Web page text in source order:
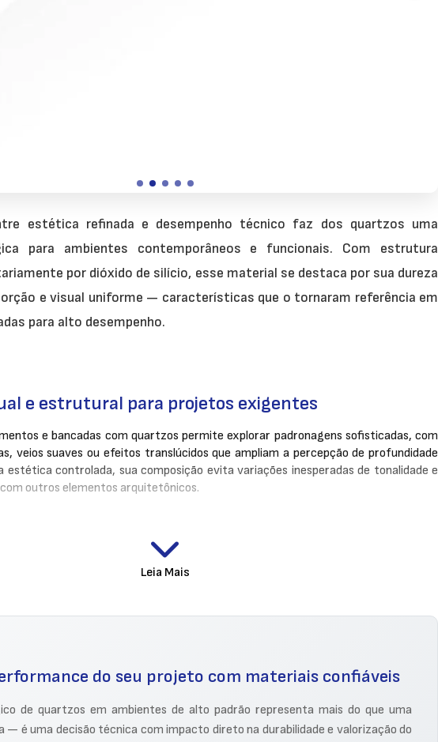
estética refinada e desempenho técnico faz dos quartzos uma
para ambientes contemporâneos e funcionais. Com estrutura
por dióxido de silício, esse material se destaca por sua dureza
e visual uniforme — características que o tornaram referência em
para alto desempenho.
e estrutural para projetos exigentes
e bancadas com quartzos permite explorar padronagens sofisticadas, com
veios suaves ou efeitos translúcidos que ampliam a percepção de profundidade
estética controlada, sua composição evita variações inesperadas de tonalidade e
outros elementos arquitetônicos.
uniforme:estabilidade visual mesmo em grandes superfícies.
com acabamento sofisticado
Leia Mais
do seu projeto com materiais confiáveis
de quartzos em ambientes de alto padrão representa mais do que uma
— é uma decisão técnica com impacto direto na durabilidade e valorização do